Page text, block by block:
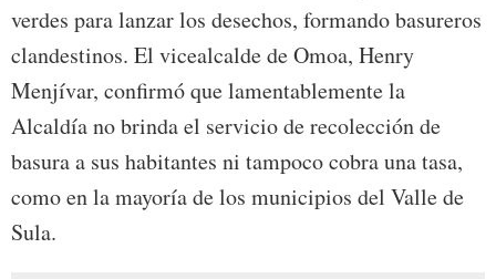
verdes para lanzar los desechos, formando basureros
clandestinos. El vicealcalde de Omoa, Henry
Menjívar, confirmó que lamentablemente la
Alcaldía no brinda el servicio de recolección de
basura a sus habitantes ni tampoco cobra una tasa,
como en la mayoría de los municipios del Valle de
Sula.